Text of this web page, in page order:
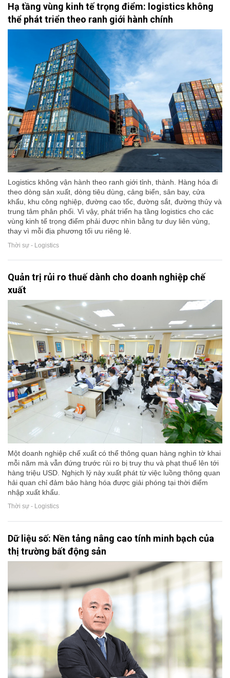
Hạ tầng vùng kinh tế trọng điểm: logistics không
thể phát triển theo ranh giới hành chính
Logistics không vận hành theo ranh giới tỉnh, thành. Hàng hóa đi
theo dòng sản xuất, dòng tiêu dùng, cảng biển, sân bay, cửa
khẩu, khu công nghiệp, đường cao tốc, đường sắt, đường thủy và
trung tâm phân phối. Vì vậy, phát triển hạ tầng logistics cho các
vùng kinh tế trọng điểm phải được nhìn bằng tư duy liên vùng,
thay vì mỗi địa phương tối ưu riêng lẻ.
Thời sự - Logistics
Quản trị rủi ro thuế dành cho doanh nghiệp chế
xuất
Một doanh nghiệp chế xuất có thể thông quan hàng nghìn tờ khai
mỗi năm mà vẫn đứng trước rủi ro bị truy thu và phạt thuế lên tới
hàng triệu USD. Nghịch lý này xuất phát từ việc luồng thông quan
hải quan chỉ đảm bảo hàng hóa được giải phóng tại thời điểm
nhập xuất khẩu.
Thời sự - Logistics
Dữ liệu số: Nền tảng nâng cao tính minh bạch của
thị trường bất động sản